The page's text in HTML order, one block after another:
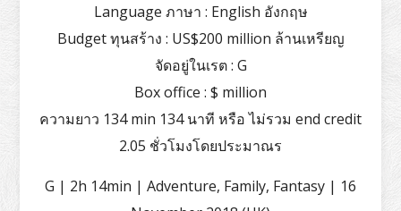
Language ภาษา : English อังกฤษ
Budget ทุนสร้าง : US$200 million ล้านเหรียญ
จัดอยู่ในเรต : G
Box office : $ million
ความยาว 134 min 134 นาที หรือ ไม่รวม end credit
2.05 ชั่วโมงโดยประมาณร
G | 2h 14min | Adventure, Family, Fantasy | 16